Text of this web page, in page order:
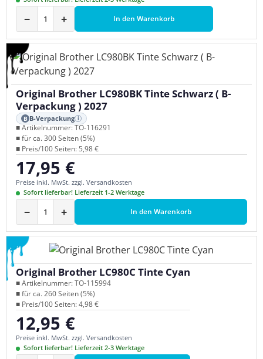
− + In den Warenkorb
Original Brother LC980BK Tinte Schwarz ( B-
Verpackung ) 2027
B B-Verpackung i
■ Artikelnummer: TO-116291
■ für ca. 300 Seiten (5%)
■ Preis/100 Seiten: 5,98 €
Regulärer Preis:
17,95 €
Preise inkl. MwSt. zzgl. Versandkosten
Sofort lieferbar! Lieferzeit 1-2 Werktage
− + In den Warenkorb
Original Brother LC980C Tinte Cyan
■ Artikelnummer: TO-115994
■ für ca. 260 Seiten (5%)
■ Preis/100 Seiten: 4,98 €
Regulärer Preis:
12,95 €
Preise inkl. MwSt. zzgl. Versandkosten
Sofort lieferbar! Lieferzeit 2-3 Werktage